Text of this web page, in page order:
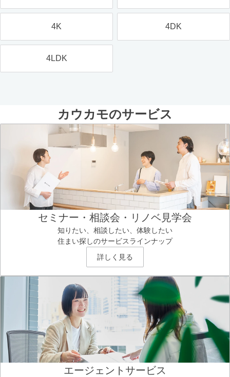
4K 4DK
4LDK
カウカモのサービス
セミナー・相談会・リノベ見学会
知りたい、相談したい、体験したい
住まい探しのサービスラインナップ
詳しく見る
エージェントサービス